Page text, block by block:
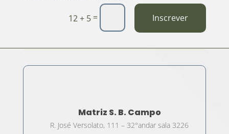
12 + 5 = Inscrever
Matriz S. B. Campo
R. José Versolato, 111 – 32°andar sala 3226